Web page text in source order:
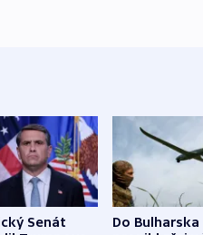
Senát
Do Bulharska